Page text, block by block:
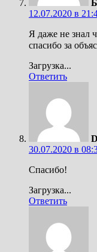
12.07.2020 в
Я даже не знал
спасибо за
Загрузка...
Ответить
30.07.2020 в
Спасибо!
Загрузка...
Ответить